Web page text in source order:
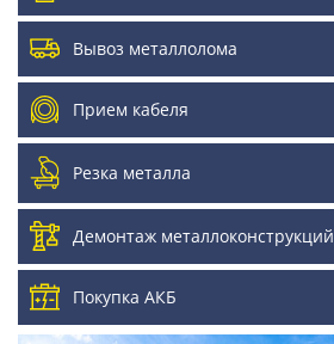
Вывоз металлолома
Прием кабеля
Резка металла
Демонтаж металлоконструкций
Покупка АКБ